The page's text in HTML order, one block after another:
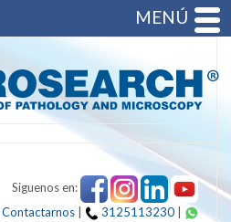
Siguenos en:
Contactarnos
3125113230
MENÚ